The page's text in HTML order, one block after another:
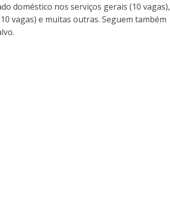
doméstico nos serviços gerais (10 vagas),
vagas) e muitas outras. Seguem também